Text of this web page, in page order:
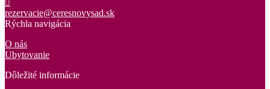
rezervacie@ceresnovysad.sk
Rýchla navigácia
O nás
Ubytovanie
Dôležité informácie